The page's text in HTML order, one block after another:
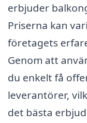
erbjuder
Priserna kan
företagets
Genom att
du enkelt få
leverantörer,
det bästa